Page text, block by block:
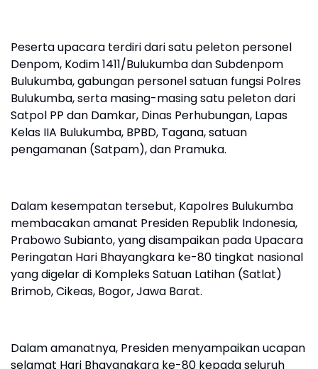
Peserta upacara terdiri dari satu peleton personel
Denpom, Kodim 1411/Bulukumba dan Subdenpom
Bulukumba, gabungan personel satuan fungsi Polres
Bulukumba, serta masing-masing satu peleton dari
Satpol PP dan Damkar, Dinas Perhubungan, Lapas
Kelas IIA Bulukumba, BPBD, Tagana, satuan
pengamanan (Satpam), dan Pramuka.
Dalam kesempatan tersebut, Kapolres Bulukumba
membacakan amanat Presiden Republik Indonesia,
Prabowo Subianto, yang disampaikan pada Upacara
Peringatan Hari Bhayangkara ke-80 tingkat nasional
yang digelar di Kompleks Satuan Latihan (Satlat)
Brimob, Cikeas, Bogor, Jawa Barat.
Dalam amanatnya, Presiden menyampaikan ucapan
selamat Hari Bhayangkara ke-80 kepada seluruh